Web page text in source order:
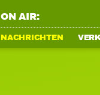
ON AIR:
NACHRICHTEN